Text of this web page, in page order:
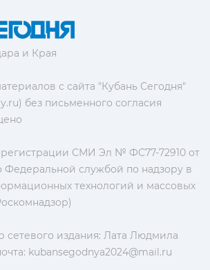
и Края
с сайта "Кубань Сегодня"
без письменного согласия
регистрации СМИ Эл № ФС77-72910 от
Федеральной службой по надзору в
технологий и массовых
сетевого издания: Лата Людмила
kubansegodnya2024@mail.ru